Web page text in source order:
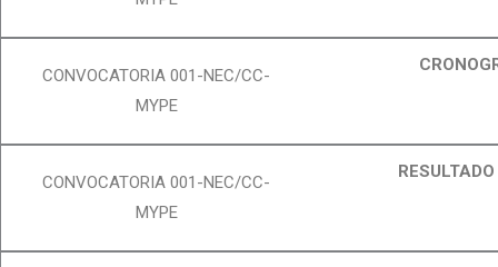
CONVOCATORIA 001-NEC/CC-
MYPE
CONVOCATORIA 001-NEC/CC-
MYPE